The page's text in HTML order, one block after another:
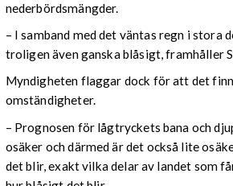
nederbördsmängder.
– I samband med det väntas regn i stora
troligen även ganska blåsigt, framhåller
Myndigheten flaggar dock för att det
omständigheter.
– Prognosen för lågtryckets bana och
osäker och därmed är det också lite
det blir, exakt vilka delar av landet som